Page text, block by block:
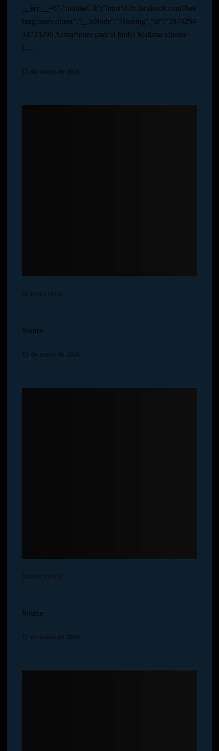
__eep__=6″,”mobileUrl”:”https:\/\/m.facebook.com\/has
htag\/nuevalinea”,”__isNode”:”Hashtag”,”id”:”2874294
44723296 Actuaciones para el finde! Mañana sábado
[…]
NUEVA LINEA
Source
NUEVA LINEA
Source